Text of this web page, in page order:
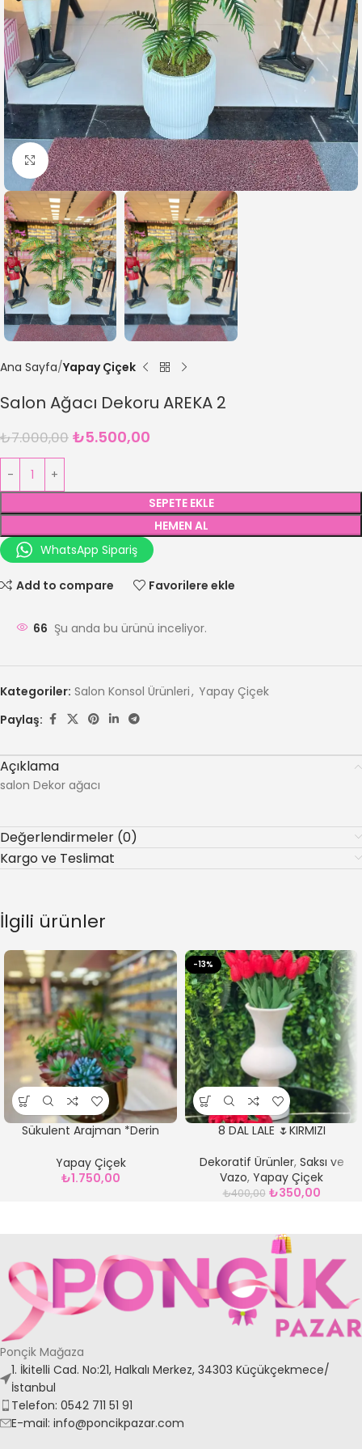
Büyütmek için tıklayın
Ana Sayfa Yapay Çiçek
Salon Ağacı Dekoru AREKA 2
₺7.000,00 ₺5.500,00
SEPETE EKLE
HEMEN AL
WhatsApp Sipariş
Add to compare Favorilere ekle
66 Şu anda bu ürünü inceliyor.
Kategoriler: Salon Konsol Ürünleri, Yapay Çiçek
Paylaş:
Açıklama
salon Dekor ağacı
Değerlendirmeler (0)
Kargo ve Teslimat
İlgili ürünler
Sükulent Arajman *Derin
Yapay Çiçek
₺1.750,00
-13%
8 DAL LALE 🌷KIRMIZI
Dekoratif Ürünler, Saksı ve
Vazo, Yapay Çiçek
₺400,00 ₺350,00
Ponçik Mağaza
1. İkitelli Cad. No:21, Halkalı Merkez, 34303 Küçükçekmece/
İstanbul
Telefon: 0542 711 51 91
E-mail: info@poncikpazar.com